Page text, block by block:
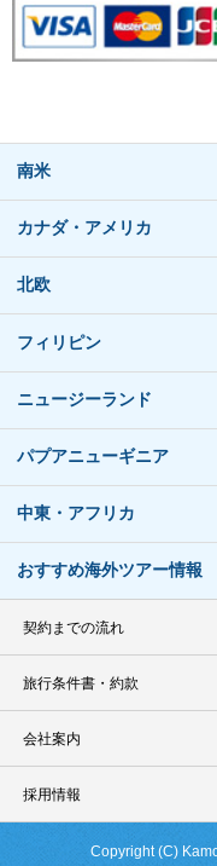
南米
カナダ・アメリカ
北欧
フィリピン
ニュージーランド
パプアニューギニア
中東・アフリカ
おすすめ海外ツアー情報
契約までの流れ
旅行条件書・約款
会社案内
採用情報
Copyright (C)